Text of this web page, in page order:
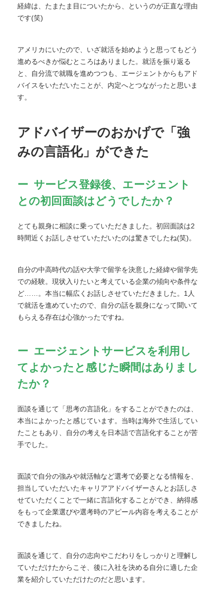
経緯は、たまたま目についたから、というのが正直な理由
です(笑)
アメリカにいたので、いざ就活を始めようと思ってもどう
進めるべきか悩むところはありました。就活を振り返る
と、自分流で就職を進めつつも、エージェントからもアド
バイスをいただいたことが、内定へとつながったと思いま
す。
アドバイザーのおかげで「強
みの言語化」ができた
サービス登録後、エージェント
との初回面談はどうでしたか？
とても親身に相談に乗っていただきました。初回面談は2
時間近くお話しさせていただいたのは驚きでしたね(笑)。
自分の中高時代の話や大学で留学を決意した経緯や留学先
での経験。現状入りたいと考えている企業の傾向や条件な
ど……。本当に幅広くお話しさせていただきました。1人
で就活を進めていたので、自分の話を親身になって聞いて
もらえる存在は心強かったですね。
エージェントサービスを利用し
てよかったと感じた瞬間はありまし
たか？
面談を通じて「思考の言語化」をすることができたのは、
本当によかったと感じています。当時は海外で生活してい
たこともあり、自分の考えを日本語で言語化することが苦
手でした。
面談で自分の強みや就活軸など選考で必要となる情報を、
担当していただいたキャリアアドバイザーさんとお話しさ
せていただくことで一緒に言語化することができ、納得感
をもって企業選びや選考時のアピール内容を考えることが
できましたね。
面談を通じて、自分の志向やこだわりをしっかりと理解し
ていただけたからこそ、後に入社を決める自分に適した企
業を紹介していただけたのだと思います。